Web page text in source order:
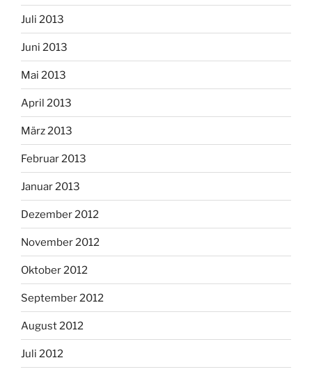
Juli 2013
Juni 2013
Mai 2013
April 2013
März 2013
Februar 2013
Januar 2013
Dezember 2012
November 2012
Oktober 2012
September 2012
August 2012
Juli 2012